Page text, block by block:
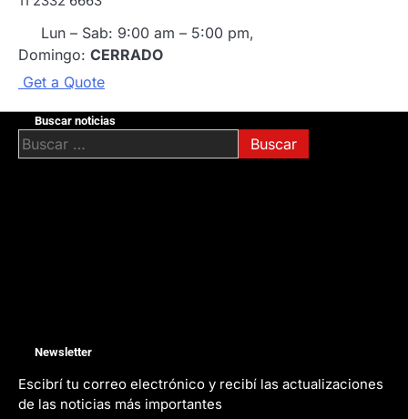
Lun – Sab: 9:00 am – 5:00 pm,
Domingo: CERRADO
Get a Quote
Buscar noticias
Buscar:
Newsletter
Escibrí tu correo electrónico y recibí las actualizaciones
de las noticias más importantes